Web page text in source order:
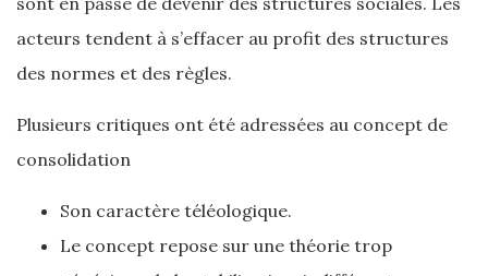
acteurs tendent à s’effacer au profit des structures
des normes et des règles.
Plusieurs critiques ont été adressées au concept de
consolidation
Son caractère téléologique.
Le concept repose sur une théorie trop